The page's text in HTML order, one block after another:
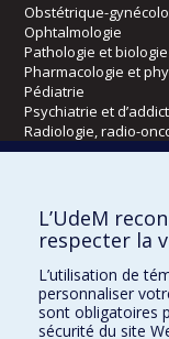
Obstétrique-
Ophtalmologie
Pathologie et
Pharmacologie et
Pédiatrie
Psychiatrie et
Radiologie, radio-
Écoles
Kinésiologie et des
Orthophonie et
Réadaptation
Directions
L’UdeM
respecter la
L’utilisation de
personnaliser
sont obligatoires
sécurité du site